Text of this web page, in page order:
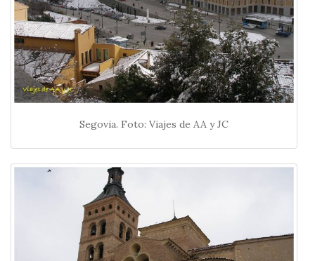
Segovia. Foto: Viajes de AA y JC